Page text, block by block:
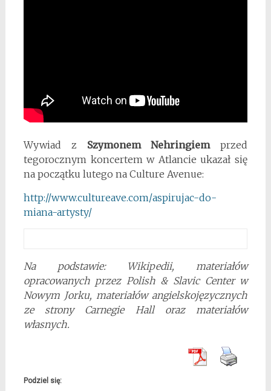
Wywiad z Szymonem Nehringiemprzed
tegorocznym koncertem w Atlancie ukazał się
na początku lutego na Culture Avenue:
http://www.cultureave.com/aspirujac-do-
miana-artysty/
Na podstawie: Wikipedii, materiałów
opracowanych przez Polish & Slavic Center w
Nowym Jorku, materiałów angielskojęzycznych
ze strony Carnegie Hall oraz materiałów
własnych.
Podziel się: